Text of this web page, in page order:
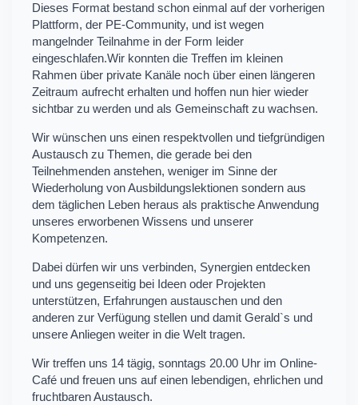
Dieses Format bestand schon einmal auf der vorherigen
Plattform, der PE-Community, und ist wegen
mangelnder Teilnahme in der Form leider
eingeschlafen.Wir konnten die Treffen im kleinen
Rahmen über private Kanäle noch über einen längeren
Zeitraum aufrecht erhalten und hoffen nun hier wieder
sichtbar zu werden und als Gemeinschaft zu wachsen.
Wir wünschen uns einen respektvollen und tiefgründigen
Austausch zu Themen, die gerade bei den
Teilnehmenden anstehen, weniger im Sinne der
Wiederholung von Ausbildungslektionen sondern aus
dem täglichen Leben heraus als praktische Anwendung
unseres erworbenen Wissens und unserer
Kompetenzen.
Dabei dürfen wir uns verbinden, Synergien entdecken
und uns gegenseitig bei Ideen oder Projekten
unterstützen, Erfahrungen austauschen und den
anderen zur Verfügung stellen und damit Gerald`s und
unsere Anliegen weiter in die Welt tragen.
Wir treffen uns 14 tägig, sonntags 20.00 Uhr im Online-
Café und freuen uns auf einen lebendigen, ehrlichen und
fruchtbaren Austausch.